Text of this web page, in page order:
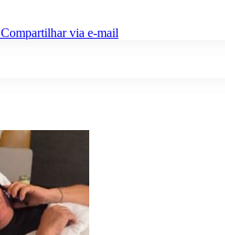
Compartilhar via e-mail